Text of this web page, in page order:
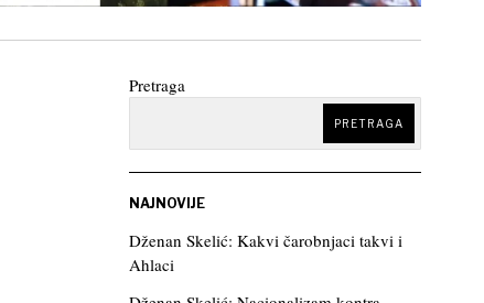
Pretraga
PRETRAGA
NAJNOVIJE
Dženan Skelić: Kakvi čarobnjaci takvi i
Ahlaci